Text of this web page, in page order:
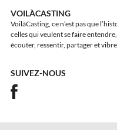
VOILÀCASTING
VoilàCasting, ce n’est pas que
celles qui veulent se faire
écouter, ressentir, partager et
SUIVEZ-NOUS